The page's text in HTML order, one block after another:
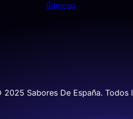
Sitemap
2025 Sabores De España. Todos